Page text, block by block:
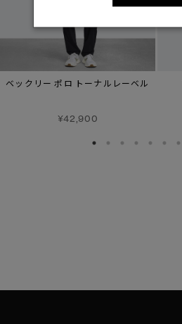
ベックリー ポロ トーナルレーベル
¥42,900